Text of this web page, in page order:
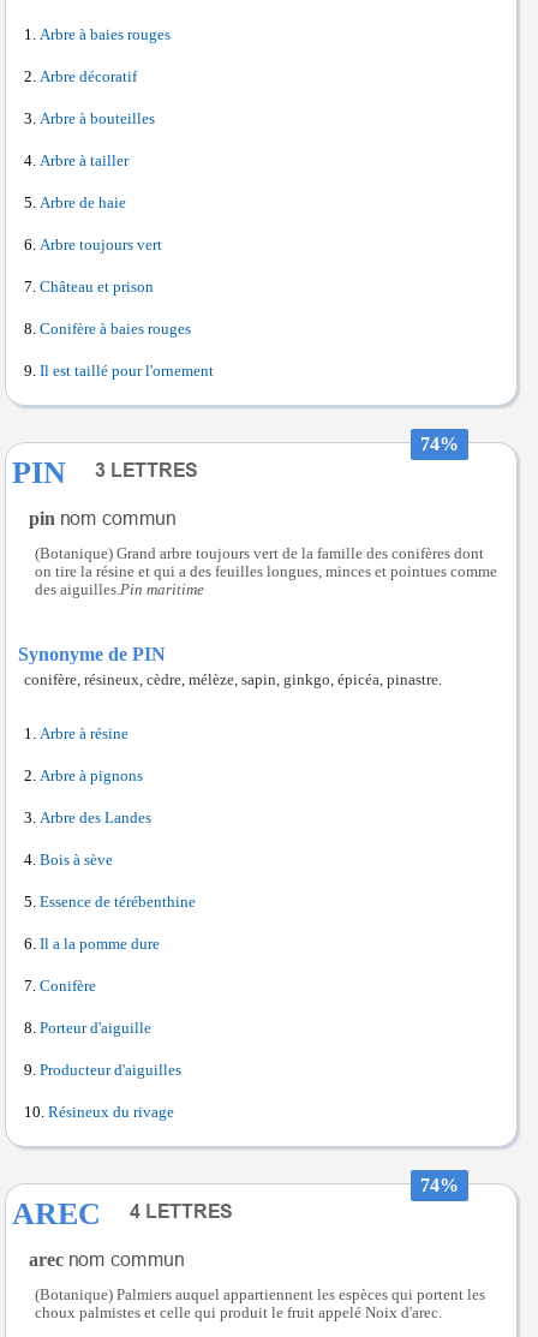
Arbre à baies rouges
Arbre décoratif
Arbre à bouteilles
Arbre à tailler
Arbre de haie
Arbre toujours vert
Château et prison
Conifère à baies rouges
Il est taillé pour l'ornement
74%
PIN
pin
(Botanique) Grand arbre toujours vert de la famille des conifères dont
on tire la résine et qui a des feuilles longues, minces et pointues comme
des aiguilles.Pin maritime
Synonyme de PIN
conifère, résineux, cèdre, mélèze, sapin, ginkgo, épicéa, pinastre.
Arbre à résine
Arbre à pignons
Arbre des Landes
Bois à sève
Essence de térébenthine
Il a la pomme dure
Conifère
Porteur d'aiguille
Producteur d'aiguilles
Résineux du rivage
74%
AREC
arec
(Botanique) Palmiers auquel appartiennent les espèces qui portent les
choux palmistes et celle qui produit le fruit appelé Noix d'arec.